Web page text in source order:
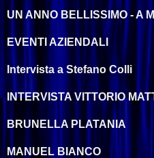
UN ANNO BELLISSIMO - A
EVENTI AZIENDALI
Intervista a Stefano Colli
INTERVISTA VITTORIO
BRUNELLA PLATANIA
MANUEL BIANCO